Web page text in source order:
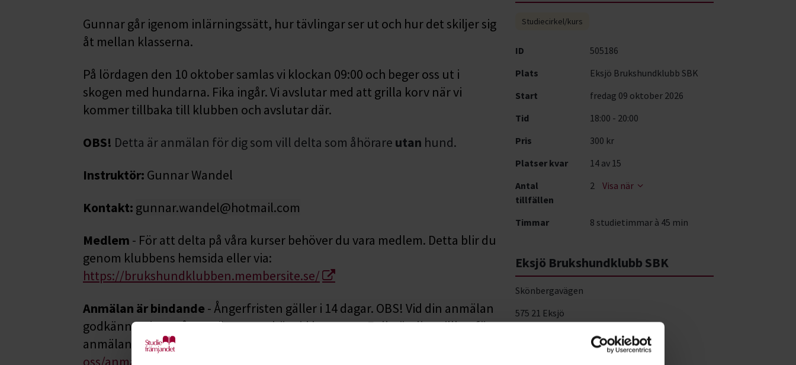
Gunnar går igenom inlärningssätt, hur tävlingar ser ut och hur det skiljer sig
åt mellan klasserna.
På lördagen den 10 oktober samlas vi klockan 09:00 och beger oss ut i
skogen med hundarna. Fika ingår. Vi avslutar med att grilla korv när vi
kommer tillbaka till klubben och avslutar där.
OBS! Detta är anmälan för dig som vill delta som åhörare utan hund.
Instruktör: Gunnar Wandel
Kontakt: gunnar.wandel@hotmail.com
Medlem - För att delta på våra kurser behöver du vara medlem. Detta blir du
genom klubbens hemsida eller via:
https://brukshundklubben.membersite.se/
Anmälan är bindande - Ångerfristen gäller i 14 dagar. OBS! Vid din anmälan
godkänner du att ångerrätten upphör vid kursstart. Fullständiga villkor för
anmälan hittar du här:
oss/anmalningsvillkor/
Studiecirkel/kurs
ID
505186
Plats
Eksjö Brukshundklubb SBK
Start
fredag 09 oktober 2026
Tid
18:00 - 20:00
Pris
300 kr
Platser kvar
14av 15
Antal
tillfällen
2 Visa när
Timmar 8 studietimmar à 45 min
Eksjö Brukshundklubb SBK
Skönbergavägen
575 21 Eksjö